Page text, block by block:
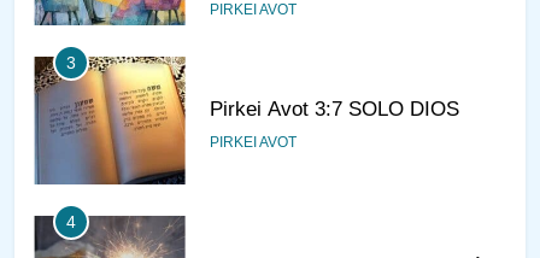
PIRKEI AVOT
3
Pirkei Avot 3:7 SOLO DIOS
PIRKEI AVOT
4